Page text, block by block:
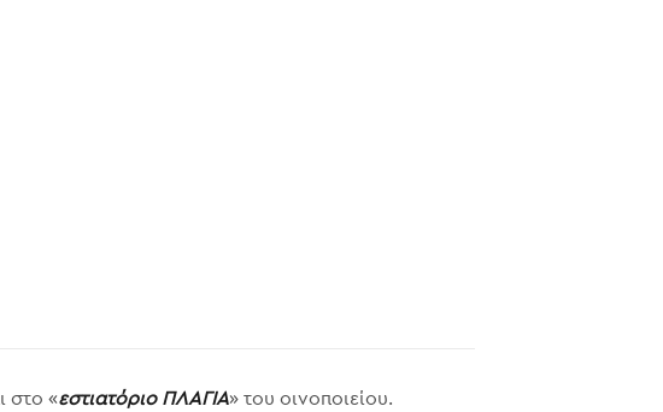
στο «εστιατόριο ΠΛΑΓΙΑ» του οινοποιείου.